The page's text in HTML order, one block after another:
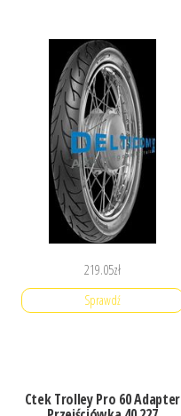
219.05zł
Sprawdź
Ctek Trolley Pro 60 Adapter